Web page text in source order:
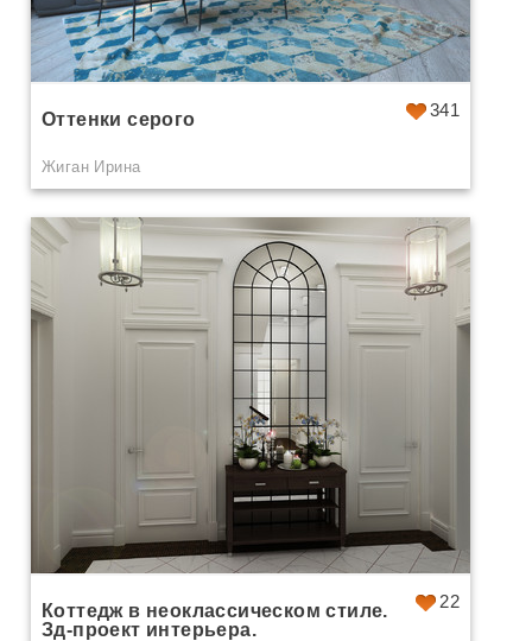
341
Оттенки серого
Жиган Ирина
22
Коттедж в неоклассическом стиле.
Зд-проект интерьера.